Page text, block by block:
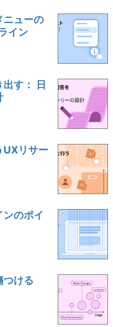
ニューの
イン
す： 日
UXリサー
のポイ
つける